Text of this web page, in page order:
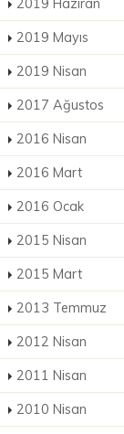
2019 Haziran
2019 Mayıs
2019 Nisan
2017 Ağustos
2016 Nisan
2016 Mart
2016 Ocak
2015 Nisan
2015 Mart
2013 Temmuz
2012 Nisan
2011 Nisan
2010 Nisan